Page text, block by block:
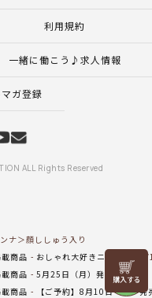
リリヤン
フェア
利用規約
一緒に働こう♪求人情報
ガ登録
ALL Rights Reserved
ナ＞顔ししゅう入り
商品 おしゃれ大好きニーナ
【
商品 5月25日（月）発売の商品
商品 【ご予約】8月10日（月）発